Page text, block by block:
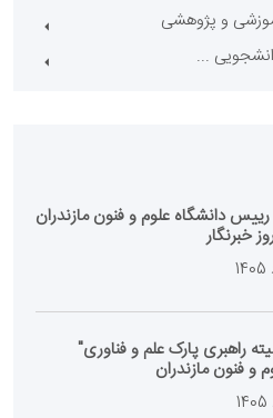
و پژوهشی
...
دانشگاه علوم و فنون مازندران
خبرنگار
راهبری پارک علم و فناوری"
و فنون مازندران